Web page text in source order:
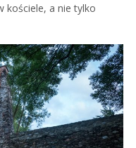
kościele, a nie tylko